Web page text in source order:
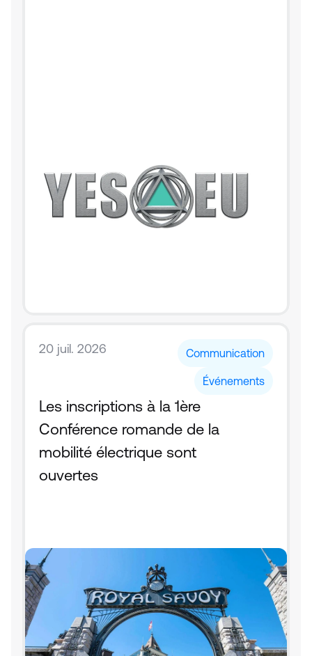
20 juil. 2026 Communication
Événements
Les inscriptions à la 1ère
Conférence romande de la
mobilité électrique sont
ouvertes